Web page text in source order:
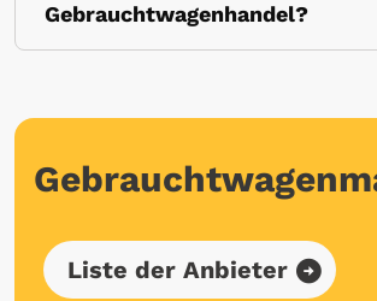
Gebrauchtwagenhandel?
Liste der Anbieter